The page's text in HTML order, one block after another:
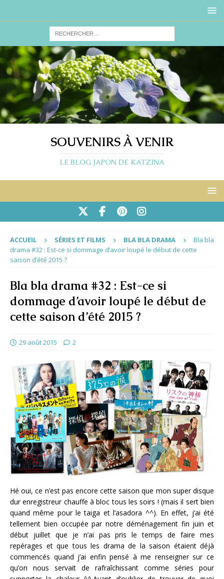
SOUVENIRS À VENIR
LE BLOG JAPON DE KATZINA
ACCUEIL SÉRIES ET FILMS BLA BLA DRAMA
Bla bla
drama #32 : Est-ce si dommage d’avoir loupé le début de cette
saison d’été 2015 ?
Bla bla drama #32 : Est-ce si
dommage d’avoir loupé le début de
cette saison d’été 2015 ?
29 août 2015 2
Hé oui, ce n’est pas encore cette saison que mon super disque
dur enregistreur chauffe à bloc tous les soirs ! (mais il sert bien
quand même pour le taiga et l’asadora ^^). En effet, j’ai été
tellement bien occupée par notre déménagement fin juin et
début juillet que je n’ai pas pris le temps de faire mes
repérages et que tous les drama de la saison étaient déjà
commencés quand j’ai enfin pensé à me renseigner sur ce
qu’on nous servait de rafraîchissant comme séries pour